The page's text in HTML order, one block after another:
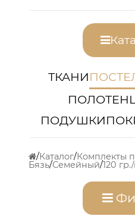
ТКАНИ
ПОДУШКИ
Каталог Комплекты
Бязь Семейный 120